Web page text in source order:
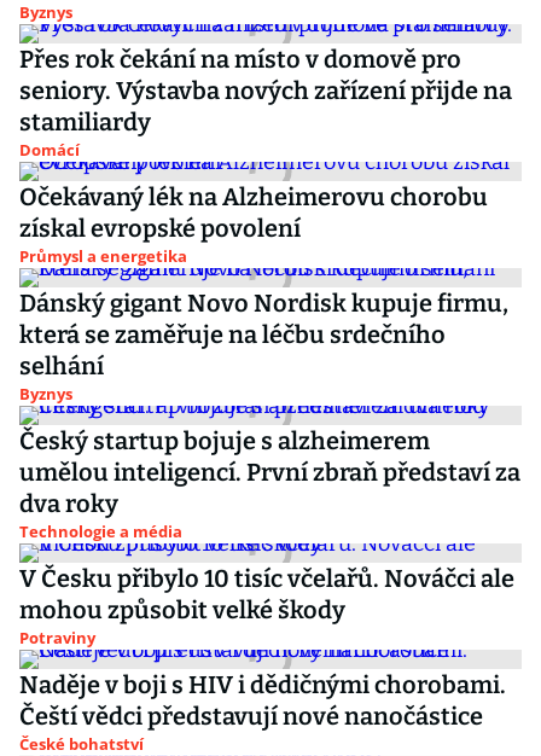
Byznys
Přes rok čekání na místo v domově pro
seniory. Výstavba nových zařízení přijde na
stamiliardy
Domácí
Očekávaný lék na Alzheimerovu chorobu
získal evropské povolení
Průmysl a energetika
Dánský gigant Novo Nordisk kupuje firmu,
která se zaměřuje na léčbu srdečního
selhání
Byznys
Český startup bojuje s alzheimerem
umělou inteligencí. První zbraň představí za
dva roky
Technologie a média
V Česku přibylo 10 tisíc včelařů. Nováčci ale
mohou způsobit velké škody
Potraviny
Naděje v boji s HIV i dědičnými chorobami.
Čeští vědci představují nové nanočástice
České bohatství